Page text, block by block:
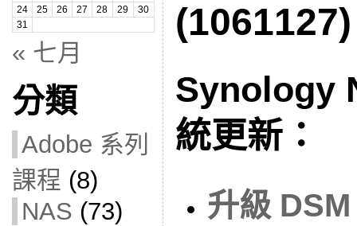
24
25 26 27 28 29
30
31
« 七月
分類
Adobe 系列
課程 (8)
NAS (73)
(1061127)
Synology
統更新：
升級